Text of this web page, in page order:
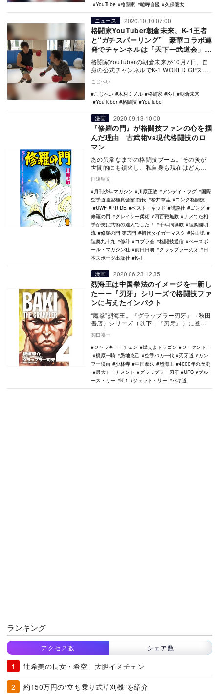
YouTube
格闘家 喧嘩自慢 久保優太
ニュース 2020.10.10 07:00
格闘家YouTuber朝倉未来、K-1王者
と“ガチスパーリング” 豪華コラボ連
発でチャンネルは「天下一武道会」状
態に
格闘家YouTuberの朝倉未来が10月7日、自
身の公式チャンネルでK-1 WORLD GPスー
こじへい
こじへい
木村ミノル 格闘家 K-1
朝倉未来
YouTuber
格闘技 YouTube
漫画 2020.09.13 10:00
『修羅の門』が格闘技ファンの心を掴
んだ理由 古武術vs現代格闘技のロ
マン
あの異常なまでの格闘技ブーム。その炎が
世間的にも鎮火し、私自身も現在はどんな
るのかもわから…
恒遠聖文
月刊少年マガジン
川原正敏 アンディ・フグ
国際
空手道連盟極真会館 館長
松井章圭
ゴング格闘技
UWF
PRIDE ベスト・キッド 講談社
ゴング
修羅の門
グレイシー柔術 四百戦無敗
ナメてた相
手が実は武術の達人でした！
千年間無敗
陸奥圓明
流
修羅の門 第弐門 初代タイガーマスク
佐山聡
陸奥九十九
修斗 コブラ会 格闘技通信
ベースボ
ール・マガジン社
前田日明 グラップラー刃牙
日
本スポーツ出版社
K-1
漫画 2020.06.23 12:35
烈海王は中国拳法のイメージを一新し
たーー『刃牙』シリーズで格闘技ファ
ンに与えたインパクト
“魔拳”烈海王。『グラップラー刃牙』（秋田
書店）シリーズ（以下、『刃牙』）に登場
の実力を誇…
関口裕一
ジャッキー・チェン
燃えよドラゴン
ジークンドー
梶原一騎
愚地克己 空手バカ一代 刃牙道
カン
フー映画
少林寺 中国拳法 烈海王
4000年の歴史
最大トーナメント
グラップラー刃牙 UFC
ブル
ース・リー
K-1 ジェット・リー バキ道
ランキング
アクセス数 シェア数
辻希美の長女・希空、大胆イメチェン
約150万円の“立ち乗り式草刈機”を紹介